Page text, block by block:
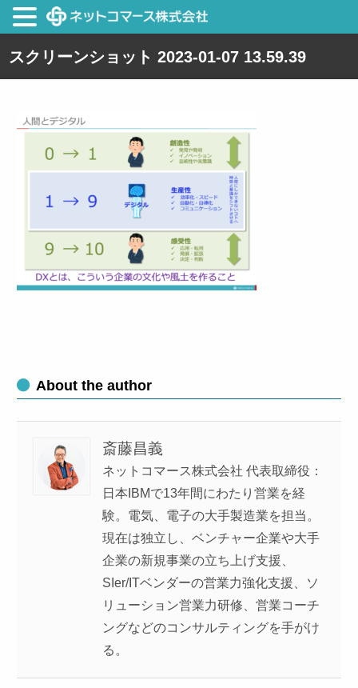
スクリーンショット 2023-01-07 13.59.39
About the author
斎藤昌義
ネットコマース株式会社 代表取締役：
日本IBMで13年間にわたり営業を経
験。電気、電子の大手製造業を担当。
現在は独立し、ベンチャー企業や大手
企業の新規事業の立ち上げ支援、
SIer/ITベンダーの営業力強化支援、ソ
リューション営業力研修、営業コーチ
ングなどのコンサルティングを手がけ
る。